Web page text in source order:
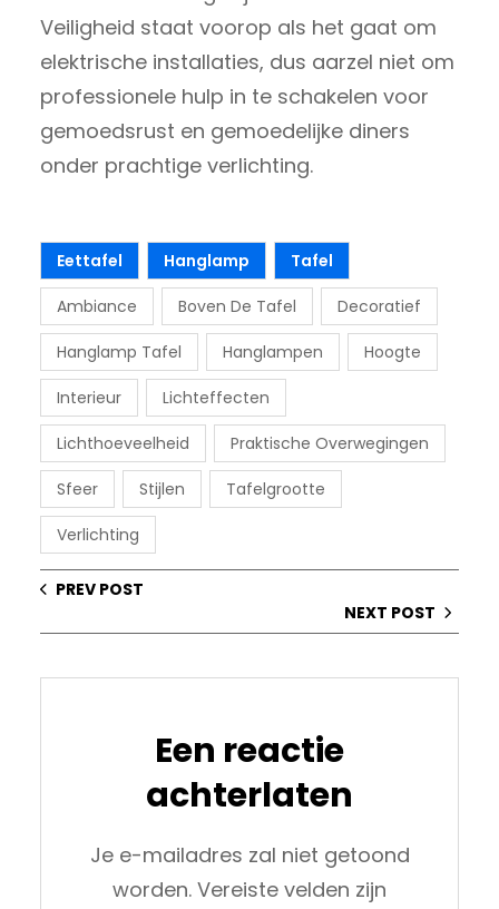
Veiligheid staat voorop als het gaat om
elektrische installaties, dus aarzel niet om
professionele hulp in te schakelen voor
gemoedsrust en gemoedelijke diners
onder prachtige verlichting.
Eettafel Hanglamp Tafel
Ambiance Boven De Tafel Decoratief
Hanglamp Tafel Hanglampen Hoogte
Interieur Lichteffecten
Lichthoeveelheid Praktische Overwegingen
Sfeer Stijlen Tafelgrootte
Verlichting
PREV POST
NEXT POST
Een reactie
achterlaten
Je e-mailadres zal niet getoond
worden. Vereiste velden zijn